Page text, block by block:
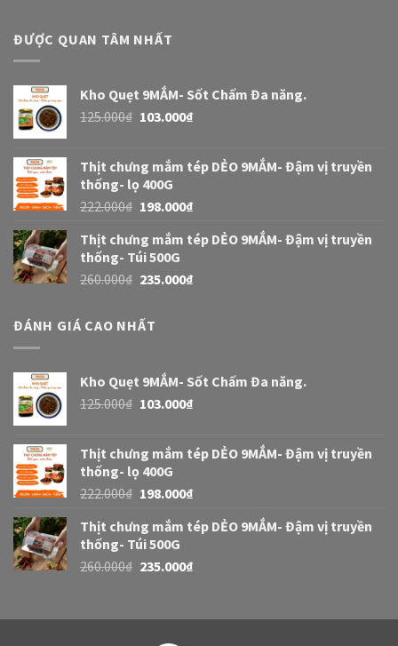
ĐƯỢC QUAN TÂM NHẤT
Kho Quẹt 9MẮM- Sốt Chấm Đa năng.
125.000₫ 103.000₫
Thịt chưng mắm tép DẺO 9MẮM- Đậm vị truyền
thống- lọ 400G
222.000₫ 198.000₫
Thịt chưng mắm tép DẺO 9MẮM- Đậm vị truyền
thống- Túi 500G
260.000₫ 235.000₫
ĐÁNH GIÁ CAO NHẤT
Kho Quẹt 9MẮM- Sốt Chấm Đa năng.
125.000₫ 103.000₫
Thịt chưng mắm tép DẺO 9MẮM- Đậm vị truyền
thống- lọ 400G
222.000₫ 198.000₫
Thịt chưng mắm tép DẺO 9MẮM- Đậm vị truyền
thống- Túi 500G
260.000₫ 235.000₫